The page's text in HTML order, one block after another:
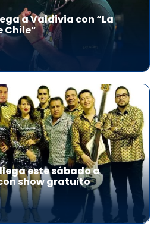
a Valdivia con “La
Chile”
este sábado a
show gratuito